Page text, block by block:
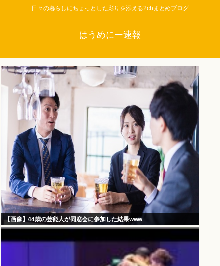
日々の暮らしにちょっとした彩りを添える2chまとめブログ
はうめにー速報
【画像】44歳の芸能人が同窓会に参加した結果www